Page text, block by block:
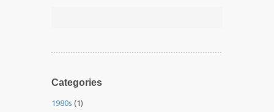
Categories
1980s (1)